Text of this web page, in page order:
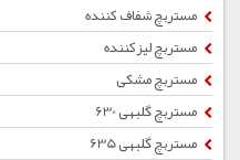
مستربچ شفاف کننده
مستربچ لیزکننده
مستربچ مشکی
مستربچ گلبهی 630
مستربچ گلبهی 635